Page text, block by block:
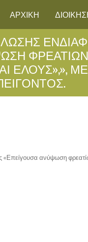
ΑΡΧΙΚΗ
ΈΛΟΥΣ»,»,
ανύψωση